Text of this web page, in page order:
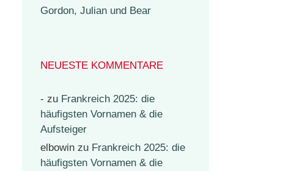
Gordon, Julian und Bear
NEUESTE KOMMENTARE
- zu Frankreich 2025: die
häufigsten Vornamen & die
Aufsteiger
elbowin zu Frankreich 2025: die
häufigsten Vornamen & die